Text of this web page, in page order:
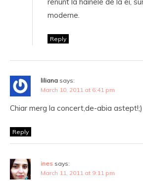
renunt la hainele de la ei,
moderne.
Reply
liliana says:
March 10, 2011 at 6:41 pm
Chiar merg la concert,de-abia astept!;)
Reply
ines says:
March 11, 2011 at 9:11 pm